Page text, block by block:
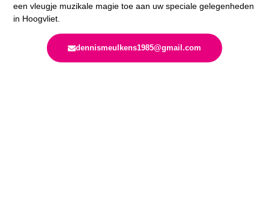
een vleugje muzikale magie toe aan uw speciale gelegenheden
in Hoogvliet.
dennismeulkens1985@gmail.com